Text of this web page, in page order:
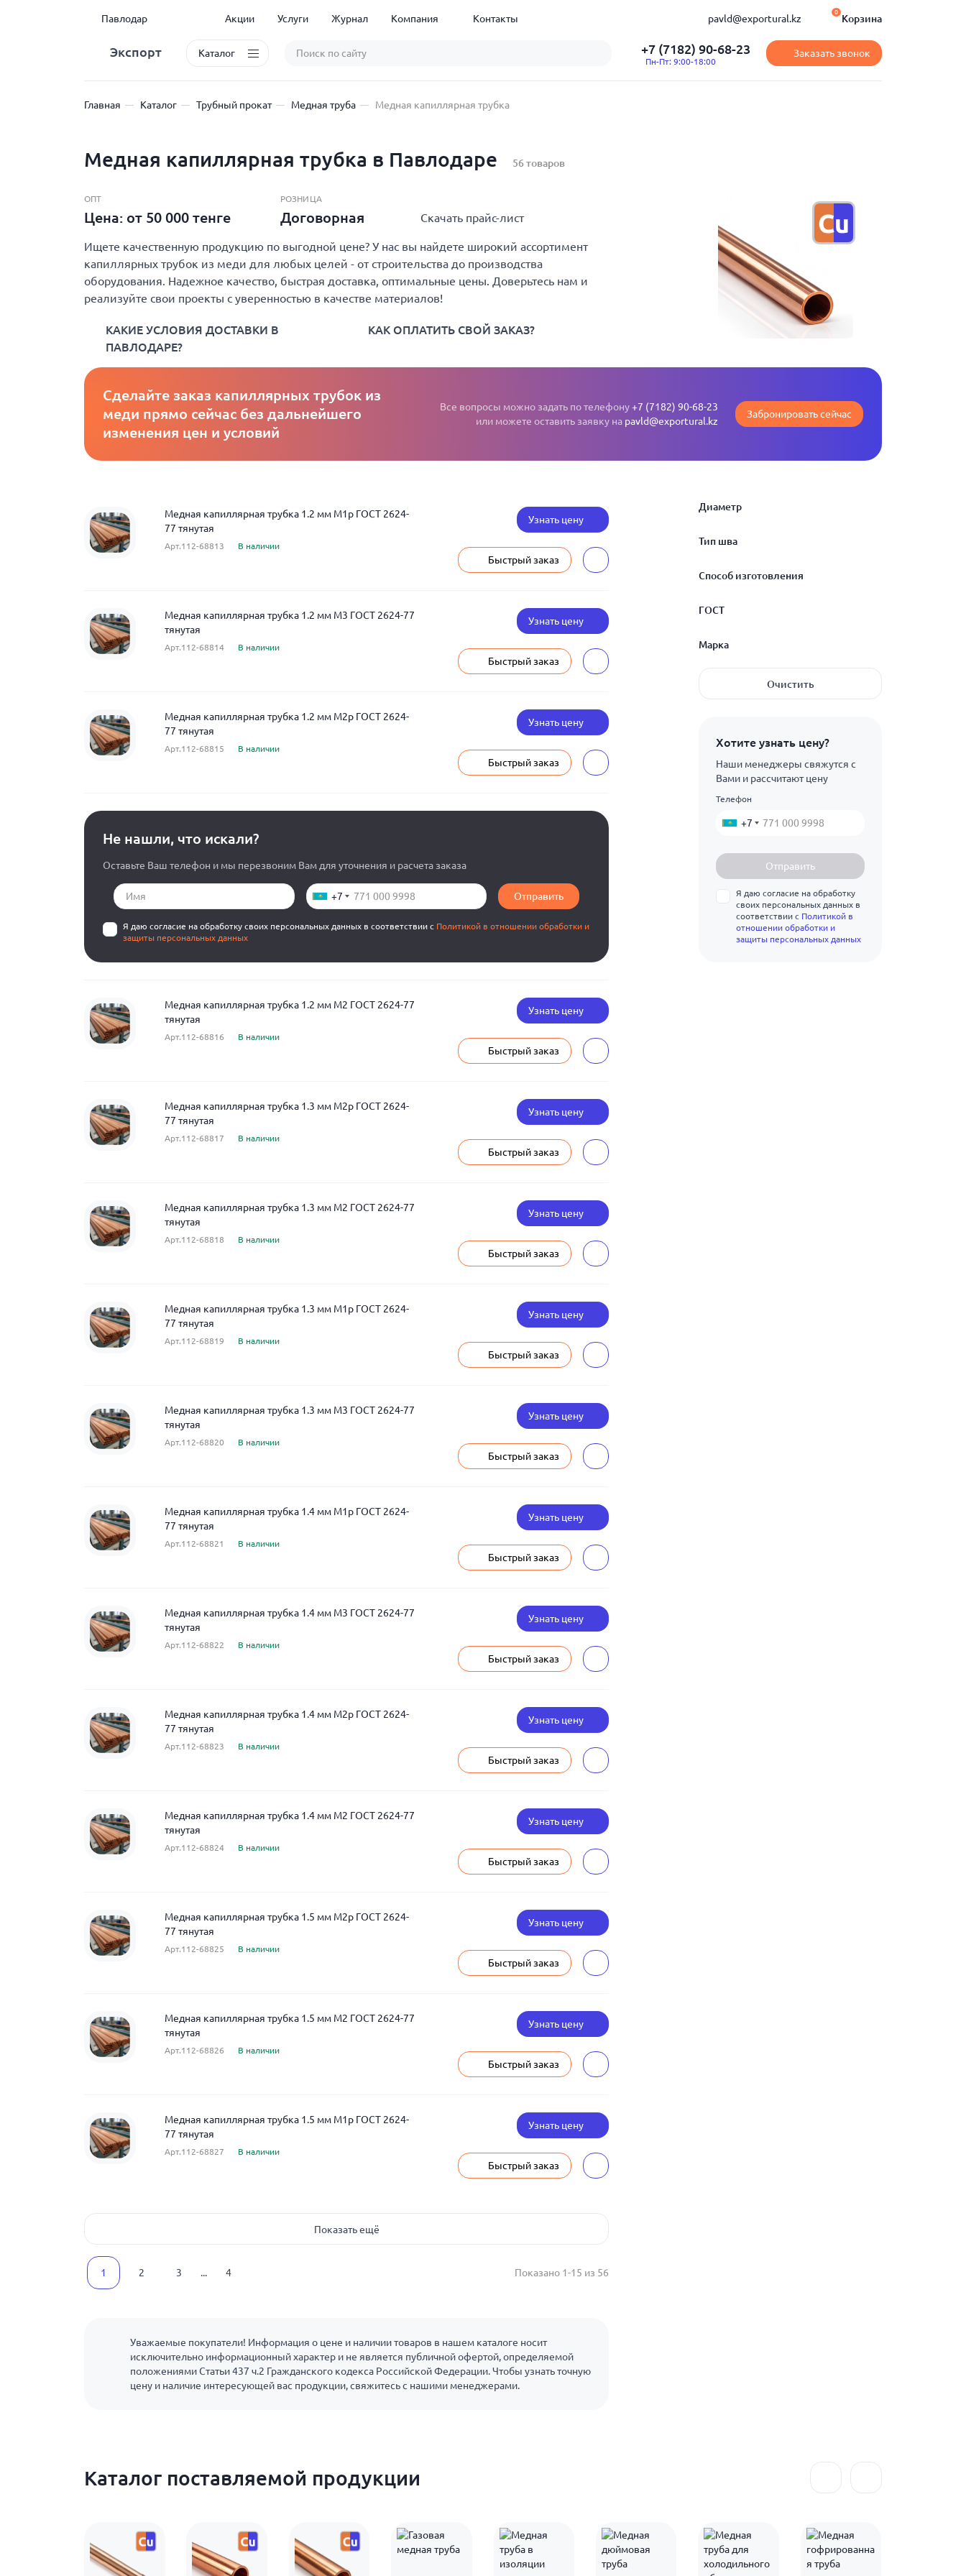
Павлодар Акции Услуги Журнал Компания Контакты pavld@exportural.kz Корзина
0
Экспорт Каталог +7 (7182) 90-68-23
Пн-Пт: 9:00-18:00
Заказать звонок
Главная Каталог Трубный прокат Медная труба Медная капиллярная трубка
Медная капиллярная трубка в Павлодаре 56 товаров
ОПТ
Цена: от 50 000 тенге
РОЗНИЦА
Договорная Скачать прайс-лист
Ищете качественную продукцию по выгодной цене? У нас вы найдете широкий ассортимент
капиллярных трубок из меди для любых целей - от строительства до производства
оборудования. Надежное качество, быстрая доставка, оптимальные цены. Доверьтесь нам и
реализуйте свои проекты с уверенностью в качестве материалов!
КАКИЕ УСЛОВИЯ ДОСТАВКИ В
ПАВЛОДАРЕ?
КАК ОПЛАТИТЬ СВОЙ ЗАКАЗ?
Сделайте заказ капиллярных трубок из
меди прямо сейчас без дальнейшего
изменения цен и условий
Все вопросы можно задать по телефону+7 (7182) 90-68-23
или можете оставить заявку на pavld@exportural.kz
Забронировать сейчас
Медная капиллярная трубка 1.2 мм М1р ГОСТ 2624-
77 тянутая
Арт.112-68813 В наличии
Узнать цену
Быстрый заказ
Медная капиллярная трубка 1.2 мм М3 ГОСТ 2624-77
тянутая
Арт.112-68814 В наличии
Узнать цену
Быстрый заказ
Медная капиллярная трубка 1.2 мм М2р ГОСТ 2624-
77 тянутая
Арт.112-68815 В наличии
Узнать цену
Быстрый заказ
Не нашли, что искали?
Оставьте Ваш телефон и мы перезвоним Вам для уточнения и расчета заказа
+7 Отправить
Я даю согласие на обработку своих персональных данных в соответствии с Политикой в отношении обработки и
защиты персональных данных
Медная капиллярная трубка 1.2 мм М2 ГОСТ 2624-77
тянутая
Арт.112-68816 В наличии
Узнать цену
Быстрый заказ
Медная капиллярная трубка 1.3 мм М2р ГОСТ 2624-
77 тянутая
Арт.112-68817 В наличии
Узнать цену
Быстрый заказ
Медная капиллярная трубка 1.3 мм М2 ГОСТ 2624-77
тянутая
Арт.112-68818 В наличии
Узнать цену
Быстрый заказ
Медная капиллярная трубка 1.3 мм М1р ГОСТ 2624-
77 тянутая
Арт.112-68819 В наличии
Узнать цену
Быстрый заказ
Медная капиллярная трубка 1.3 мм М3 ГОСТ 2624-77
тянутая
Арт.112-68820 В наличии
Узнать цену
Быстрый заказ
Медная капиллярная трубка 1.4 мм М1р ГОСТ 2624-
77 тянутая
Арт.112-68821 В наличии
Узнать цену
Быстрый заказ
Медная капиллярная трубка 1.4 мм М3 ГОСТ 2624-77
тянутая
Арт.112-68822 В наличии
Узнать цену
Быстрый заказ
Медная капиллярная трубка 1.4 мм М2р ГОСТ 2624-
77 тянутая
Арт.112-68823 В наличии
Узнать цену
Быстрый заказ
Медная капиллярная трубка 1.4 мм М2 ГОСТ 2624-77
тянутая
Арт.112-68824 В наличии
Узнать цену
Быстрый заказ
Медная капиллярная трубка 1.5 мм М2р ГОСТ 2624-
77 тянутая
Арт.112-68825 В наличии
Узнать цену
Быстрый заказ
Медная капиллярная трубка 1.5 мм М2 ГОСТ 2624-77
тянутая
Арт.112-68826 В наличии
Узнать цену
Быстрый заказ
Медная капиллярная трубка 1.5 мм М1р ГОСТ 2624-
77 тянутая
Арт.112-68827 В наличии
Узнать цену
Быстрый заказ
Показать ещё
1 2 3 ... 4 Показано 1-15 из 56
Диаметр
1.5
1.7
1.9
2
2.1
2.2
2.3
2.4
2.5
Показать ещё
Тип шва
Способ изготовления
ГОСТ
Марка
М2р
М3
Очистить
Хотите узнать цену?
Наши менеджеры свяжутся с
Вами и рассчитают цену
Телефон
+7
Отправить
Я даю согласие на обработку
своих персональных данных в
соответствии с Политикой в
отношении обработки и
защиты персональных данных
Уважаемые покупатели! Информация о цене и наличии товаров в нашем каталоге носит
исключительно информационный характер и не является публичной офертой, определяемой
положениями Статьи 437 ч.2 Гражданского кодекса Российской Федерации. Чтобы узнать точную
цену и наличие интересующей вас продукции, свяжитесь с нашими менеджерами.
Каталог поставляемой продукции